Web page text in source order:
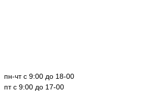
пн-чт с 9:00 до 18-00
пт с 9:00 до 17-00